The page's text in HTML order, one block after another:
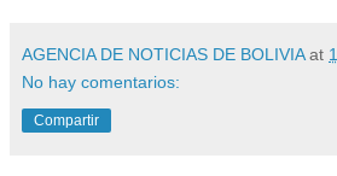
AGENCIA DE NOTICIAS DE BOLIVIA at
No hay comentarios:
Compartir